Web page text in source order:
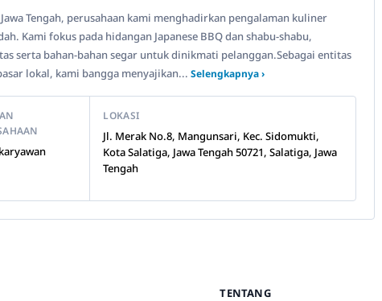
Tengah, perusahaan kami menghadirkan pengalaman kuliner
Kami fokus pada hidangan Japanese BBQ dan shabu-shabu,
serta bahan-bahan segar untuk dinikmati pelanggan.Sebagai entitas
lokal, kami bangga menyajikan... Selengkapnya ›
LOKASI
Jl. Merak No.8, Mangunsari, Kec. Sidomukti,
Kota Salatiga, Jawa Tengah 50721, Salatiga, Jawa
Tengah
TENTANG